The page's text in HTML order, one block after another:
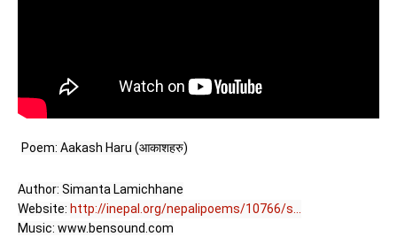
Poem: Aakash Haru (आकाशहरु)
Author: Simanta Lamichhane
Website: http://inepal.org/nepalipoems/10766/s...
Music: www.bensound.com